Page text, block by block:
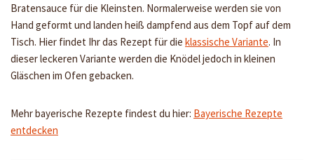
Bratensauce für die Kleinsten. Normalerweise werden sie von
Hand geformt und landen heiß dampfend aus dem Topf auf dem
Tisch. Hier findet Ihr das Rezept für die klassische Variante. In
dieser leckeren Variante werden die Knödel jedoch in kleinen
Gläschen im Ofen gebacken.
Mehr bayerische Rezepte findest du hier: Bayerische Rezepte
entdecken